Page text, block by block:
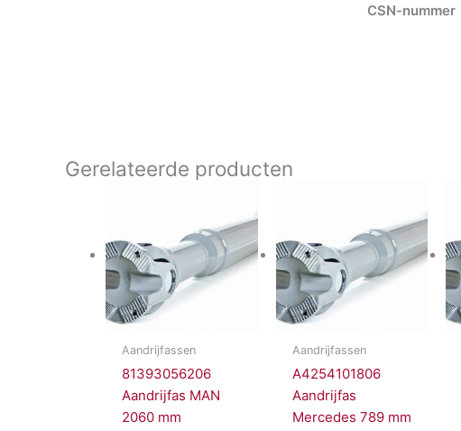
CSN-nummer
Gerelateerde producten
Aandrijfassen
81393056206
Aandrijfas MAN
2060 mm
Aandrijfassen
A4254101806
Aandrijfas
Mercedes 789 mm